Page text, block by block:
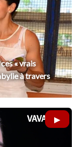
« vrais
à travers